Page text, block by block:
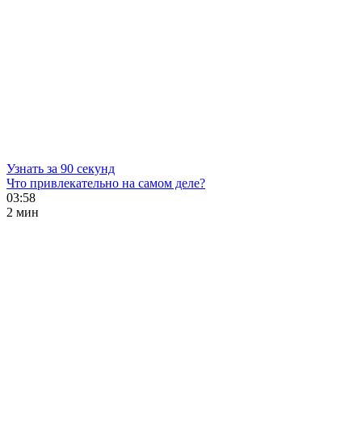
Узнать за 90 секунд
Что привлекательно на самом деле?
03:58
2 мин